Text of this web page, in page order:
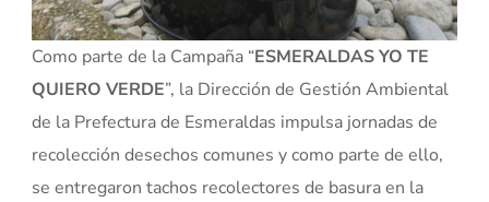
Como parte de la Campaña “ESMERALDAS YO TE
QUIERO VERDE”, la Dirección de Gestión Ambiental
de la Prefectura de Esmeraldas impulsa jornadas de
recolección desechos comunes y como parte de ello,
se entregaron tachos recolectores de basura en la